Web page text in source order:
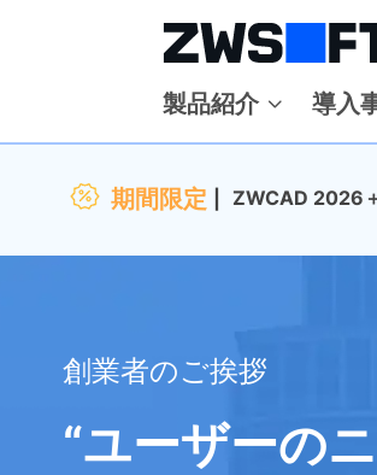
製品紹介 導入
期間限定 ZWCAD 2026
創業者のご挨拶
“ユーザーの